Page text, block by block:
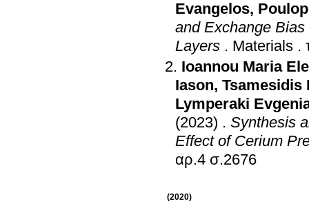
Evangelos,
and Exchange
Layers . Materials .
Ioannou Maria
Iason, Tsamesidis
Lymperaki
(2023) . Synthesis
Effect of Cerium
αρ.4 σ.2676
(2020)